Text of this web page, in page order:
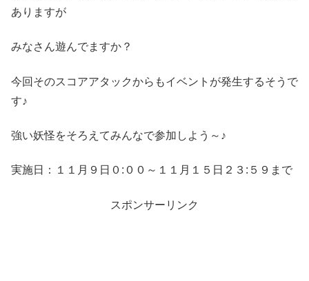
ありますが
みなさん遊んでますか？
今回そのスコアアタックからもイベントが発生するそうで
す♪
強い妖怪をそろえてみんなで参加しよう～♪
実施日：１１月９日０:００～１１月１５日２３:５９まで
スポンサーリンク